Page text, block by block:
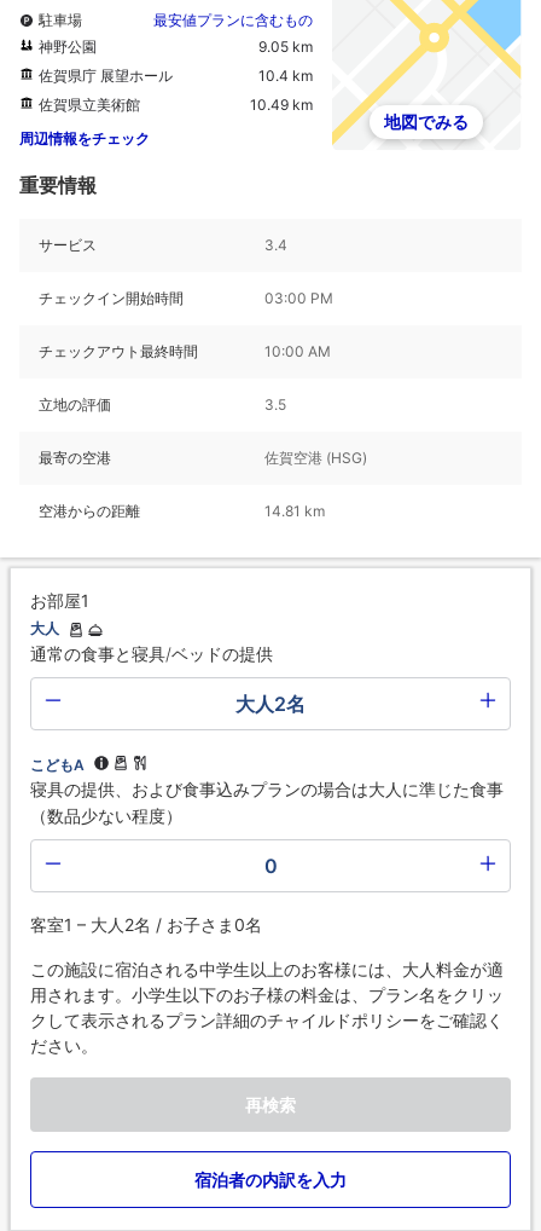
駐車場
最安値プランに含むもの
神野公園
9.05 km
佐賀県庁 展望ホール
10.4 km
佐賀県立美術館
10.49 km
周辺情報をチェック
地図でみる
重要情報
サービス 3.4
チェックイン開始時間 03:00 PM
チェックアウト最終時間 10:00 AM
立地の評価 3.5
最寄の空港 佐賀空港 (HSG)
空港からの距離 14.81 km
お部屋1
大人
通常の食事と寝具/ベッドの提供
大人2名
こどもA
寝具の提供、および食事込みプランの場合は大人に準じた食事
（数品少ない程度）
0
客室1 – 大人2名 / お子さま0名
この施設に宿泊される中学生以上のお客様には、大人料金が適
用されます。小学生以下のお子様の料金は、プラン名をクリッ
クして表示されるプラン詳細のチャイルドポリシーをご確認く
ださい。
再検索
宿泊者の内訳を入力